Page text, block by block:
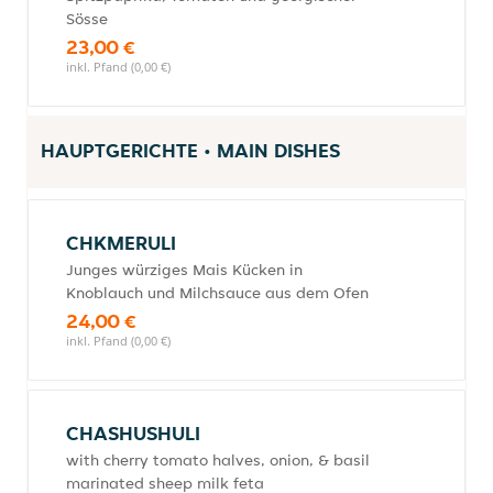
Sösse
23,00 €
inkl. Pfand (0,00 €)
HAUPTGERICHTE • MAIN DISHES
CHKMERULI
Junges würziges Mais Kücken in
Knoblauch und Milchsauce aus dem Ofen
24,00 €
inkl. Pfand (0,00 €)
CHASHUSHULI
with cherry tomato halves, onion, & basil
marinated sheep milk feta